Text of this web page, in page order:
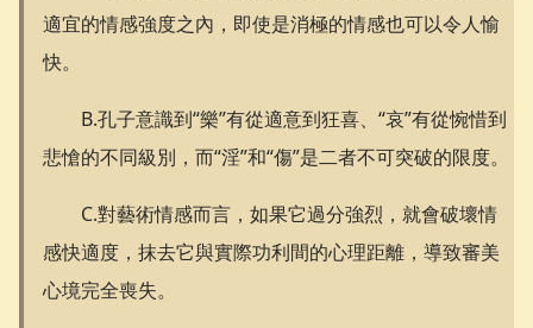
適宜的情感強度之內，即使是消極的情感也可以令人愉
快。
B.孔子意識到“樂”有從適意到狂喜、“哀”有從惋惜到
悲愴的不同級別，而“淫”和“傷”是二者不可突破的限度。
C.對藝術情感而言，如果它過分強烈，就會破壞情
感快適度，抹去它與實際功利間的心理距離，導致審美
心境完全喪失。